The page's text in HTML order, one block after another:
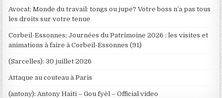
Avocat; Monde du travail: tongs ou jupe? Votre boss n’a pas tous
les droits sur votre tenue
Corbeil-Essonnes; Journées du Patrimoine 2026 : les visites et
animations à faire à Corbeil-Essonnes (91)
(Sarcelles): 30 juillet 2026
Attaque au couteau à Paris
(antony): Antony Haiti – Gou fyèl – Official video